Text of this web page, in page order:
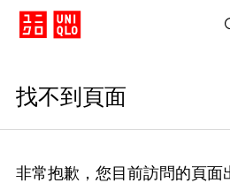
找不到頁面
非常抱歉，您目前訪問的頁面